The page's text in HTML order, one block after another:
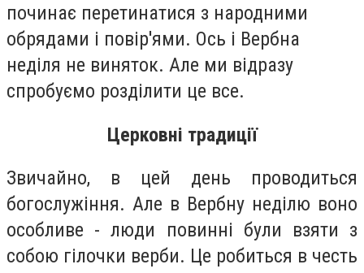
починає перетинатися з народними
обрядами і повір'ями. Ось і Вербна
неділя не виняток. Але ми відразу
спробуємо розділити це все.
Церковні традиції
Звичайно, в цей день проводиться
богослужіння. Але в Вербну неділю воно
особливе - люди повинні були взяти з
собою гілочки верби. Це робиться в честь